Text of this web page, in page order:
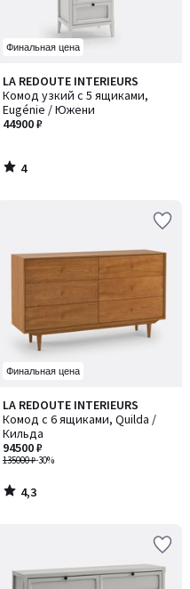
Финальная цена
LA REDOUTE INTERIEURS
Комод узкий с 5 ящиками,
Eugénie / Южени
44900 ₽
4
/
5
4
/
Финальная цена
LA REDOUTE INTERIEURS
Комод с 6 ящиками, Quilda /
Кильда
135000 ₽-30%
94500 ₽
4,3
/ 5
4,3
/